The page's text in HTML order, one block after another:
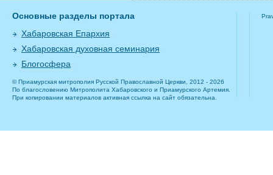
Основные разделы портала
Хабаровская Епархия
Хабаровская духовная семинария
Блогосфера
© Приамурская митрополия Русской Православной Церкви, 2012 - 2026
По благословению Митрополита Хабаровского и Приамурского Артемия.
При копировании материалов активная ссылка на сайт обязательна.